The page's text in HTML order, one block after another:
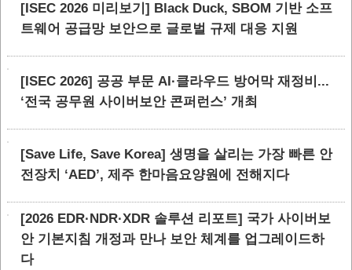
[ISEC 2026 미리보기] Black Duck, SBOM 기반 소프
트웨어 공급망 보안으로 글로벌 규제 대응 지원
[ISEC 2026] 공공 부문 AI·클라우드 방어막 재정비...
‘전국 공무원 사이버보안 콘퍼런스’ 개최
[Save Life, Save Korea] 생명을 살리는 가장 빠른 안
전장치 ‘AED’, 제주 한마음요양원에 전해지다
[2026 EDR·NDR·XDR 솔루션 리포트] 국가 사이버보
안 기본지침 개정과 만나 보안 체계를 업그레이드하
다